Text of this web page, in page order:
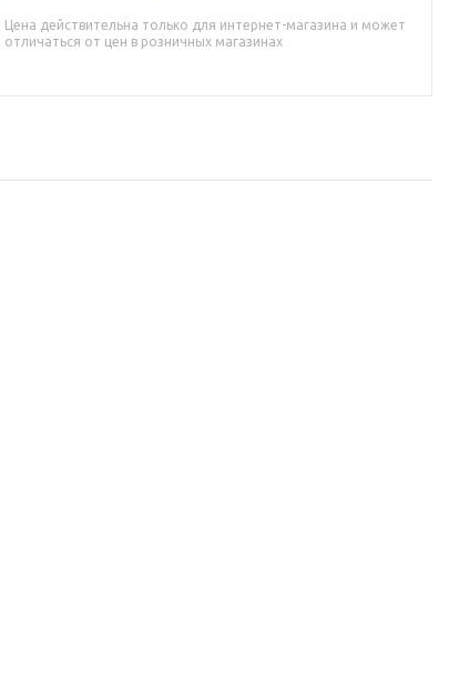
Цена действительна только для интернет-магазина и может
отличаться от цен в розничных магазинах